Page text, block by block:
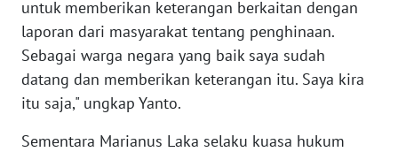
untuk memberikan keterangan berkaitan dengan
laporan dari masyarakat tentang penghinaan.
Sebagai warga negara yang baik saya sudah
datang dan memberikan keterangan itu. Saya kira
itu saja," ungkap Yanto.
Sementara Marianus Laka selaku kuasa hukum
KEPRI
WN
PAPUA
WN
PAPUA